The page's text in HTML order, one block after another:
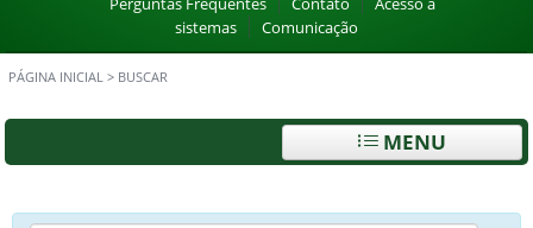
Perguntas Frequentes Contato
Acesso a
sistemas
Comunicação
PÁGINA INICIAL > BUSCAR
MENU